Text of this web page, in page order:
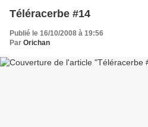
Téléracerbe #14
Publié le 16/10/2008 à 19:56
Par Orichan